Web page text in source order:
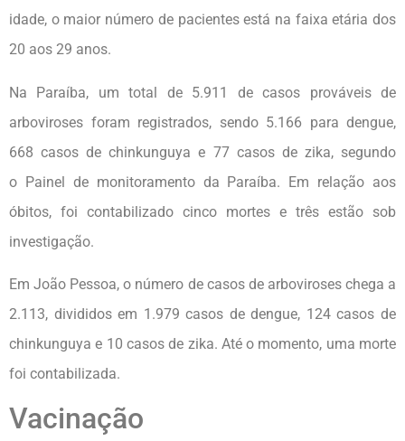
idade, o maior número de pacientes está na faixa etária dos
20 aos 29 anos.
Na Paraíba, um total de 5.911 de casos prováveis de
arboviroses foram registrados, sendo 5.166 para dengue,
668 casos de chinkunguya e 77 casos de zika, segundo
o Painel de monitoramento da Paraíba. Em relação aos
óbitos, foi contabilizado cinco mortes e três estão sob
investigação.
Em João Pessoa, o número de casos de arboviroses chega a
2.113, divididos em 1.979 casos de dengue, 124 casos de
chinkunguya e 10 casos de zika. Até o momento, uma morte
foi contabilizada.
Vacinação